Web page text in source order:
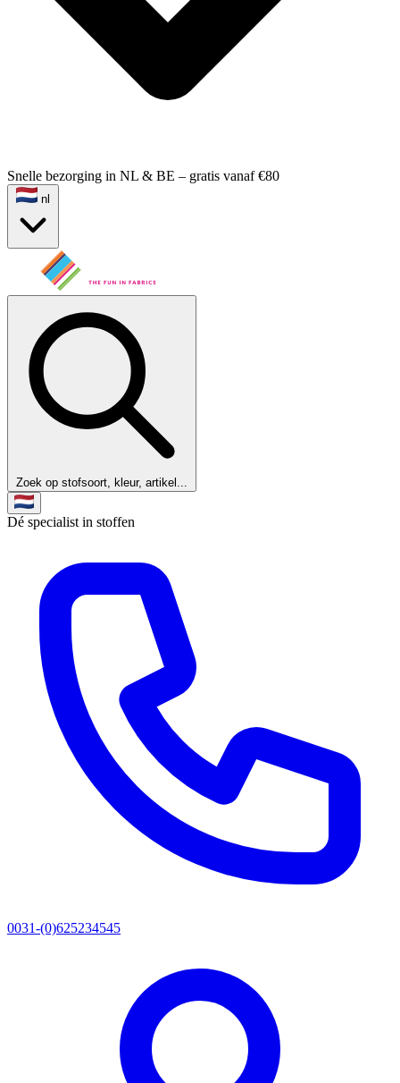
Snelle bezorging in NL & BE – gratis vanaf €80
nl
Zoek op stofsoort, kleur, artikel...
Dé specialist in stoffen
0031-(0)625234545